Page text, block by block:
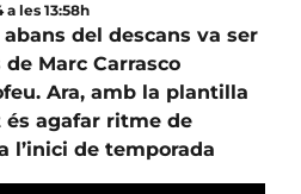
les 13:58h
del descans va ser
Marc Carrasco
Ara, amb la plantilla
agafar ritme de
l’inici de temporada